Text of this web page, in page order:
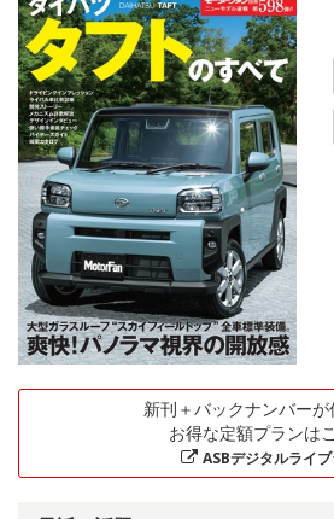
新刊＋バックナンバーが
お得な定額プランは
ASBデジタルライブ